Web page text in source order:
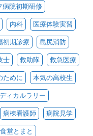
病院初期研修
内科 医療体験実習
初期診療 島尻消防
士 救助隊 救急医療
ために 本気の高校生
ィカルラリー
病棟看護師 病院見学
食堂とまと